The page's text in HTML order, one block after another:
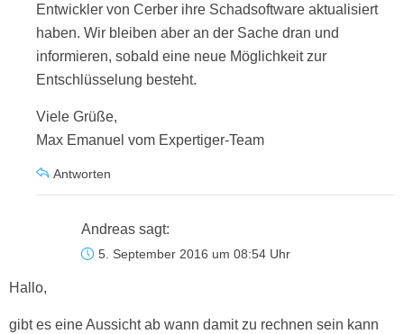
Entwickler von Cerber ihre Schadsoftware aktualisiert
haben. Wir bleiben aber an der Sache dran und
informieren, sobald eine neue Möglichkeit zur
Entschlüsselung besteht.
Viele Grüße,
Max Emanuel vom Expertiger-Team
Antworten
Andreas sagt:
5. September 2016 um 08:54 Uhr
Hallo,
gibt es eine Aussicht ab wann damit zu rechnen sein kann